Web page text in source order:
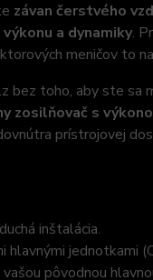
závan čerstvého
a dynamiky.
meničov to
bez toho, aby ste sa
zosilňovač s
prístrojovej
inštalácia.
hlavnými jednotkami
pôvodnou